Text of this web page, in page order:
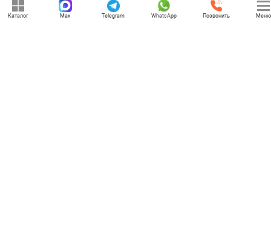
Каталог Max Telegram WhatsApp Позвонить Меню